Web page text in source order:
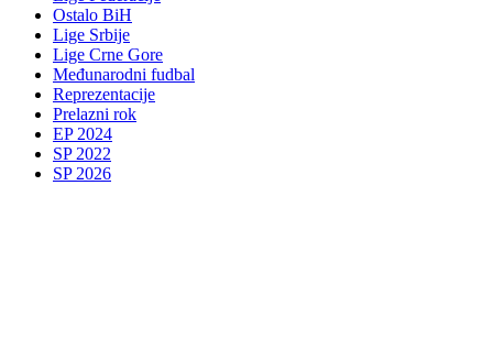
Ostalo BiH
Lige Srbije
Lige Crne Gore
Međunarodni fudbal
Reprezentacije
Prelazni rok
EP 2024
SP 2022
SP 2026